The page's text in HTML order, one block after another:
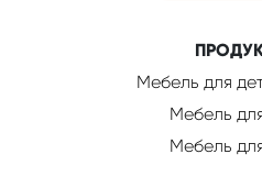
Мебель для
Мебель
Мебель